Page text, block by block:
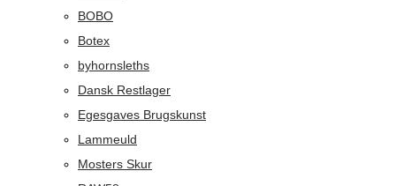
BOBO
Botex
byhornsleths
Dansk Restlager
Egesgaves Brugskunst
Lammeuld
Mosters Skur